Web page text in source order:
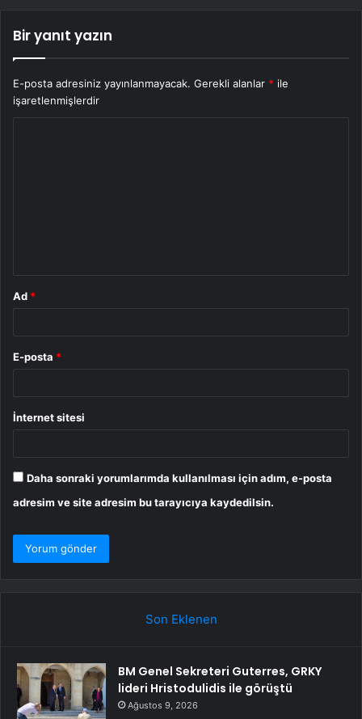
Bir yanıt yazın
E-posta adresiniz yayınlanmayacak. Gerekli alanlar * ile
işaretlenmişlerdir
Ad *
E-posta *
İnternet sitesi
Daha sonraki yorumlarımda kullanılması için adım, e-posta
adresim ve site adresim bu tarayıcıya kaydedilsin.
Son Eklenen
BM Genel Sekreteri Guterres, GRKY
lideri Hristodulidis ile görüştü
Ağustos 9, 2026